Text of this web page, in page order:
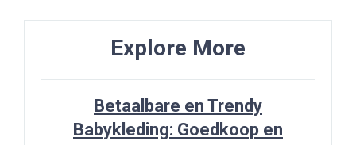
Explore More
Betaalbare en Trendy
Babykleding: Goedkoop en